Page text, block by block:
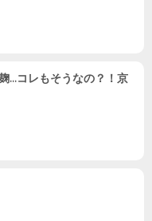
…コレもそうなの？！京